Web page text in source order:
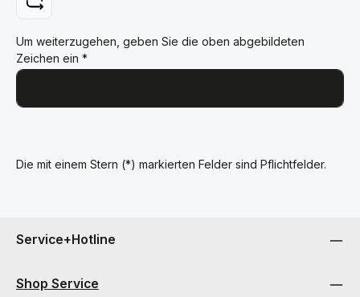
Um weiterzugehen, geben Sie die oben abgebildeten
Zeichen ein *
Die mit einem Stern (*) markierten Felder sind Pflichtfelder.
Service+Hotline
Shop Service